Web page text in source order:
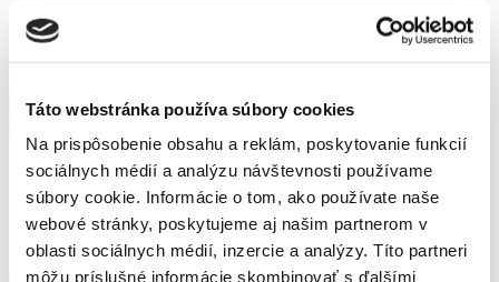
Táto webstránka používa súbory cookies
Na prispôsobenie obsahu a reklám, poskytovanie funkcií
sociálnych médií a analýzu návštevnosti používame
súbory cookie. Informácie o tom, ako používate naše
webové stránky, poskytujeme aj našim partnerom v
oblasti sociálnych médií, inzercie a analýzy. Títo partneri
môžu príslušné informácie skombinovať s ďalšími
5,60€
2 ks na sklade
množstvo
Cererit
Hobby
Zelenina
Odporúčané produkty
Cererit Hobby Gold Guano 1l
6,30€